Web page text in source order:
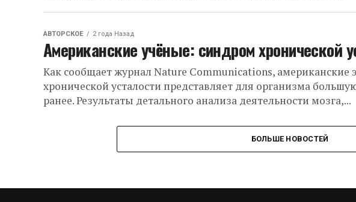
АВТОРСКОЕ 2 года Назад
Американские учёные: синдром хронической
Как сообщает журнал Nature Communications, американские
хронической усталости представляет для организма
ранее. Результаты детального анализа деятельности мозга,...
БОЛЬШЕ НОВОСТЕЙ